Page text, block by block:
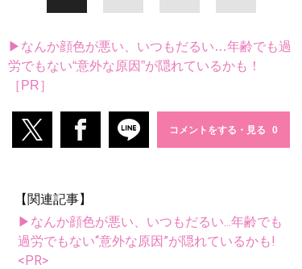
▶なんか顔色が悪い、いつもだるい…年齢でも過
労でもない“意外な原因”が隠れているかも！
［PR］
コメントをする・見る
【関連記事】
▶なんか顔色が悪い、いつもだるい...年齢でも
過労でもない“意外な原因”が隠れているかも!
<PR>